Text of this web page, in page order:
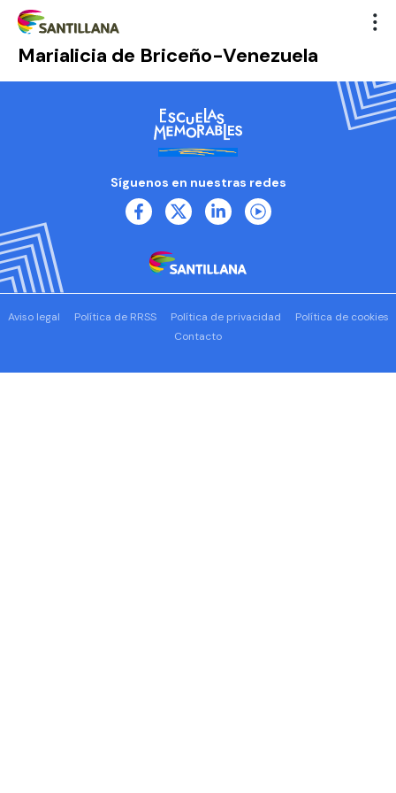
Marialicia de Briceño-Venezuela
Síguenos en nuestras redes
Aviso legal Política de RRSS Política de privacidad
Política de cookies
Contacto